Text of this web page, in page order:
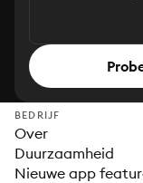
BEDRIJF
Over
Duurzaamheid
Nieuwe app